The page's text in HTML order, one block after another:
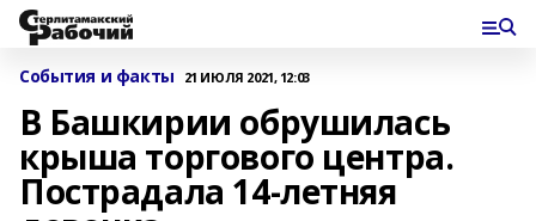
События и факты 21 ИЮЛЯ 2021, 12:03
В Башкирии обрушилась
крыша торгового центра.
Пострадала 14-летняя